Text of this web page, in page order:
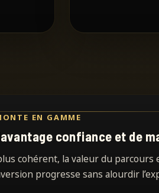
EN GAMME
confiance et de
cohérent, la valeur du parcours
progresse sans alourdir